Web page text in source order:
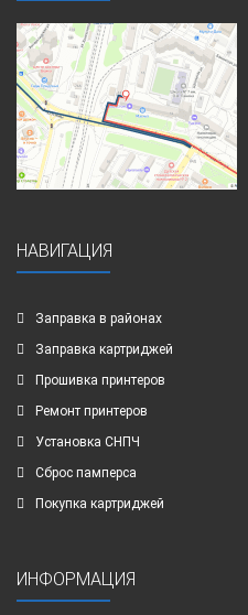
НАВИГАЦИЯ
Заправка в районах
Заправка картриджей
Прошивка принтеров
Ремонт принтеров
Установка СНПЧ
Сброс памперса
Покупка картриджей
ИНФОРМАЦИЯ